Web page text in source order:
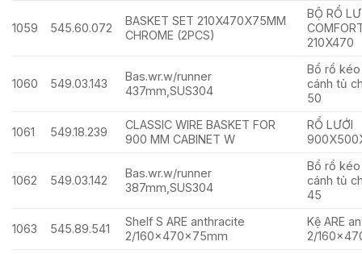
1059 545.60.072
BASKET SET 210X470X75MM
CHROME (2PCS)
BỘ RỔ
210X470
1060 549.03.143
Bas.wr.w/runner
437mm,SUS304
Bổ rổ
cánh tủ
50
1061 549.18.239
CLASSIC WIRE BASKET FOR
900 MM CABINET W
RỔ LƯỚI
1062 549.03.142
Bas.wr.w/runner
387mm,SUS304
Bổ rổ
cánh tủ
45
1063 545.89.541
Shelf S ARE anthracite
2/160x470x75mm
Kệ ARE
2/